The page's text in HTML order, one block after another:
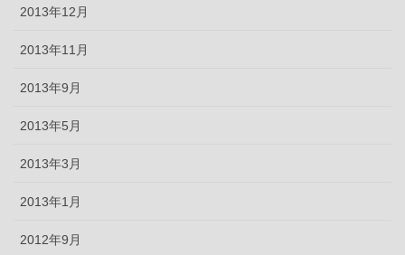
2013年12月
2013年11月
2013年9月
2013年5月
2013年3月
2013年1月
2012年9月